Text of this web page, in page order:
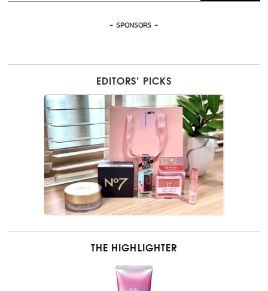
- SPONSORS -
EDITORS’ PICKS
THE HIGHLIGHTER